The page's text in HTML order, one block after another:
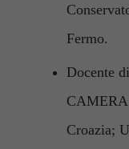
Fermo.
Docente
Croazia;